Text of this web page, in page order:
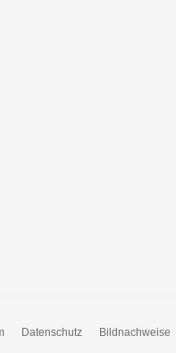
Datenschutz Bildnachweise